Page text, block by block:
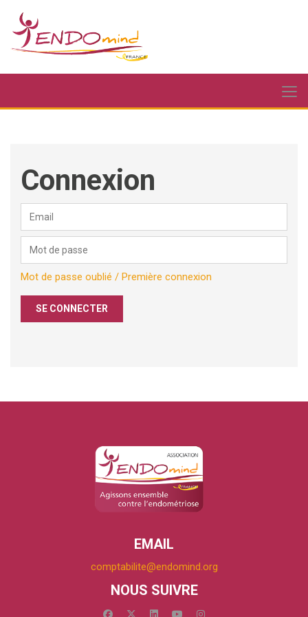
Connexion
Mot de passe oublié / Première connexion
EMAIL
comptabilite@endomind.org
NOUS SUIVRE
facebookx-twitterlinkedin youtubeinstagram